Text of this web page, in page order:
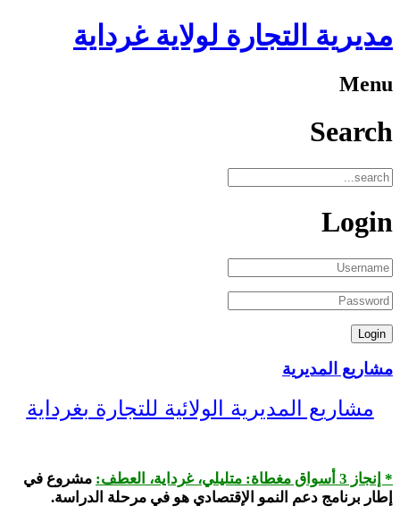
مديرية التجارة لولاية غرداية
Menu
Search
Login
مشاريع المديرية
مشاريع المديرية الولائية للتجارة بغرداية
* إنجاز 3 أسواق مغطاة: متليلي، غرداية، العطف:
مشروع في
إطار برنامج دعم النمو الإقتصادي هو في مرحلة الدراسة.